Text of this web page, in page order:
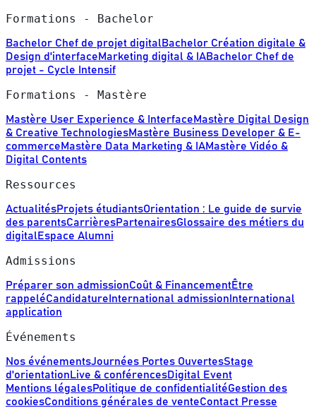
Formations - Bachelor
Bachelor Chef de projet digital Bachelor Création digitale &
Design d'interface Marketing digital & IABachelor Chef de
projet - Cycle Intensif
Formations - Mastère
Mastère User Experience & Interface Mastère Digital Design
& Creative TechnologiesMastère Business Developer & E-
commerce Mastère Data Marketing & IAMastère Vidéo &
Digital Contents
Ressources
ActualitésProjets étudiantsOrientation : Le guide de survie
des parentsCarrièresPartenairesGlossaire des métiers du
digital Espace Alumni
Admissions
Préparer son admissionCoût & FinancementÊtre
rappeléCandidature International admission International
application
Événements
Nos événementsJournées Portes OuvertesStage
d'orientation Live & conférencesDigital Event
Mentions légalesPolitique de confidentialitéGestion des
cookiesConditions générales de venteContact Presse